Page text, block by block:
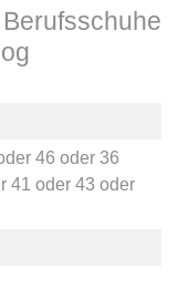
46 oder 36
41 oder 43 oder